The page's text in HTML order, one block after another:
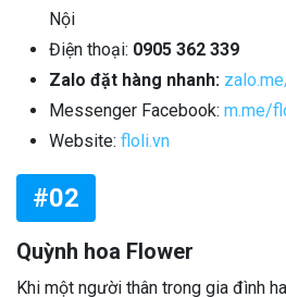
Nội
Điện thoại: 0905 362 339
Zalo đặt hàng nhanh:
Messenger Facebook: m.me/
Website: floli.vn
#02
Quỳnh hoa Flower
Khi một người thân trong gia đình